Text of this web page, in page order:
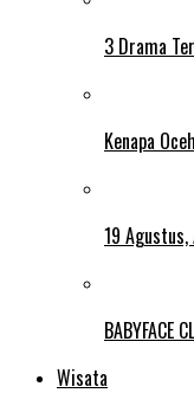
3 Drama
Kenapa
19 Agustus,
BABYFACE
Wisata